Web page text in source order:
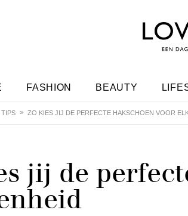
FASHION BEAUTY
TIPS ZO KIES JIJ DE PERFECTE HAKSCHOEN VOOR
jij de